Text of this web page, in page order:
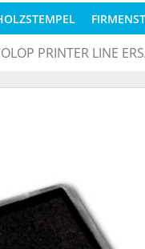
QR-CODE
PRINTER LINE